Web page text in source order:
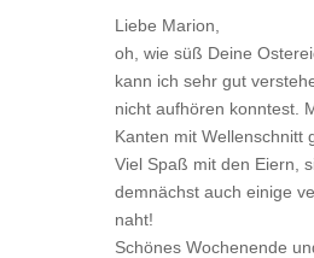
Liebe Marion,
oh, wie süß Deine
kann ich sehr gut
nicht aufhören konntest.
Kanten mit Wellenschnitt
Viel Spaß mit den Eiern,
demnächst auch einige
naht!
Schönes Wochenende